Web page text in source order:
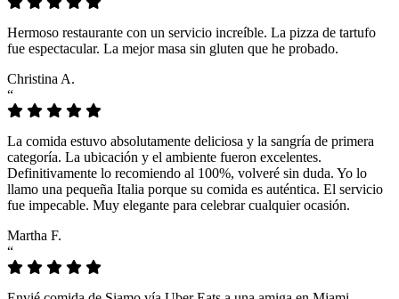
Hermoso restaurante con un servicio increíble. La pizza de tartufo
fue espectacular. La mejor masa sin gluten que he probado.
Christina A.
“
La comida estuvo absolutamente deliciosa y la sangría de primera
categoría. La ubicación y el ambiente fueron excelentes.
Definitivamente lo recomiendo al 100%, volveré sin duda. Yo lo
llamo una pequeña Italia porque su comida es auténtica. El servicio
fue impecable. Muy elegante para celebrar cualquier ocasión.
Martha F.
“